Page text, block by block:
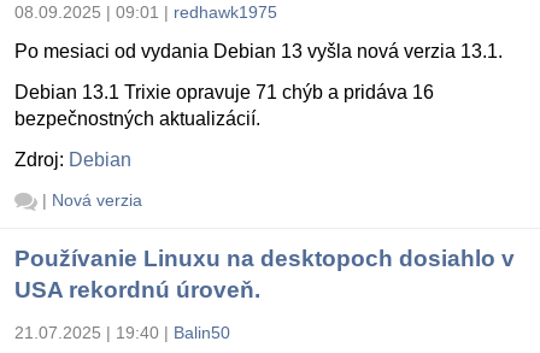
08.09.2025 | 09:01 | redhawk1975
Po mesiaci od vydania Debian 13 vyšla nová verzia 13.1.
Debian 13.1 Trixie opravuje 71 chýb a pridáva 16
bezpečnostných aktualizácií.
Zdroj: Debian
| Nová verzia
Používanie Linuxu na desktopoch dosiahlo v
USA rekordnú úroveň.
21.07.2025 | 19:40 | Balin50